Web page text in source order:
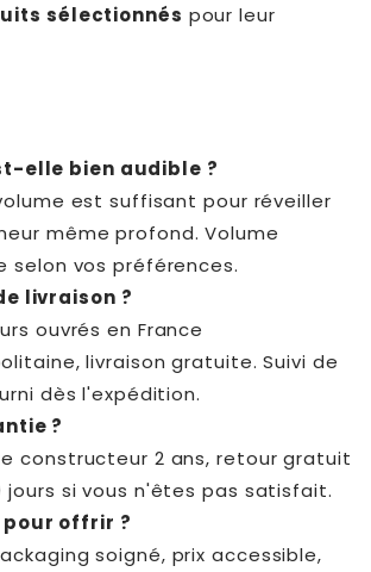
sélectionnés pour leur
elle bien audible ?
est suffisant pour réveiller
même profond. Volume
selon vos préférences.
livraison ?
ouvrés en France
livraison gratuite. Suivi de
dès l'expédition.
?
constructeur 2 ans, retour gratuit
jours si vous n'êtes pas satisfait.
offrir ?
soigné, prix accessible,